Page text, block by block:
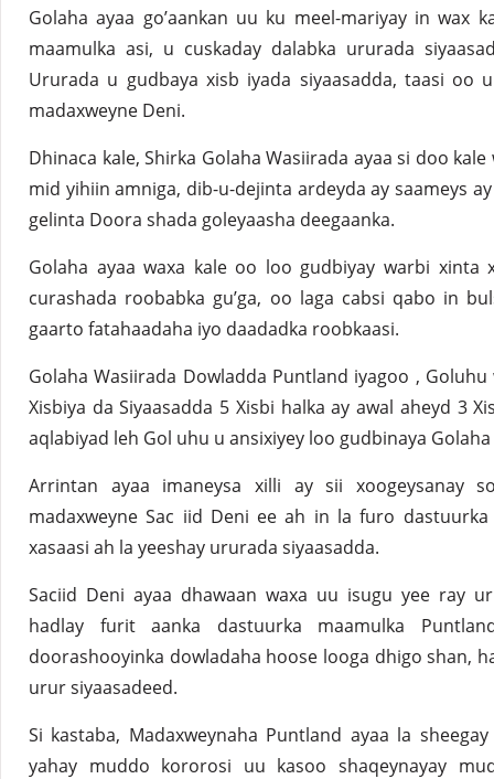
Golaha ayaa go’aankan uu ku meel-mariyay in wax
maamulka asi, u cuskaday dalabka ururada
Ururada u gudbaya xisb iyada siyaasadda, taasi oo
madaxweyne Deni.
Dhinaca kale, Shirka Golaha Wasiirada ayaa si doo
mid yihiin amniga, dib-u-dejinta ardeyda ay saameys
gelinta Doora shada goleyaasha deegaanka.
Golaha ayaa waxa kale oo loo gudbiyay warbi xinta
curashada roobabka gu’ga, oo laga cabsi qabo in
gaarto fatahaadaha iyo daadadka roobkaasi.
Golaha Wasiirada Dowladda Puntland iyagoo ,
Xisbiya da Siyaasadda 5 Xisbi halka ay awal aheyd 3
aqlabiyad leh Gol uhu u ansixiyey loo gudbinaya
Arrintan ayaa imaneysa xilli ay sii xoogeysanay
madaxweyne Sac iid Deni ee ah in la furo
xasaasi ah la yeeshay ururada siyaasadda.
Saciid Deni ayaa dhawaan waxa uu isugu yee ray
hadlay furit aanka dastuurka maamulka
doorashooyinka dowladaha hoose looga dhigo shan,
urur siyaasadeed.
Si kastaba, Madaxweynaha Puntland ayaa la
yahay muddo kororosi uu kasoo shaqeynayay